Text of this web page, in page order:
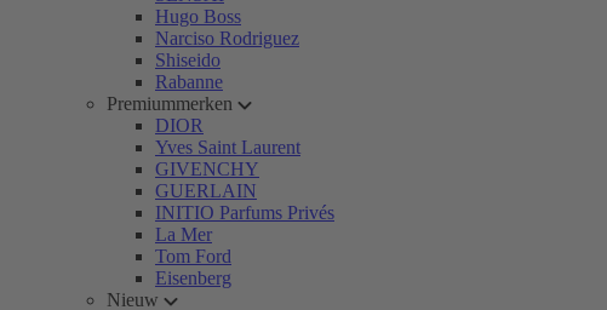
Hugo Boss
Narciso Rodriguez
Shiseido
Rabanne
Premiummerken
DIOR
Yves Saint Laurent
GIVENCHY
GUERLAIN
INITIO Parfums Privés
La Mer
Tom Ford
Eisenberg
Nieuw